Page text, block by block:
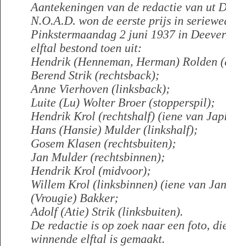
Aantekeningen van de redactie van ut
N.O.A.D. won de eerste prijs in
Pinkstermaandag 2 juni 1937 in
elftal bestond toen uit:
Hendrik (Henneman, Herman) Rolden
Berend Strik (rechtsback);
Anne Vierhoven (linksback);
Luite (Lu) Wolter Broer (stopperspil);
Hendrik Krol (rechtshalf) (iene van
Hans (Hansie) Mulder (linkshalf);
Gosem Klasen (rechtsbuiten);
Jan Mulder (rechtsbinnen);
Hendrik Krol (midvoor);
Willem Krol (linksbinnen) (iene van
(Vrougie) Bakker;
Adolf (Atie) Strik (linksbuiten).
De redactie is op zoek naar een foto,
winnende elftal is gemaakt.